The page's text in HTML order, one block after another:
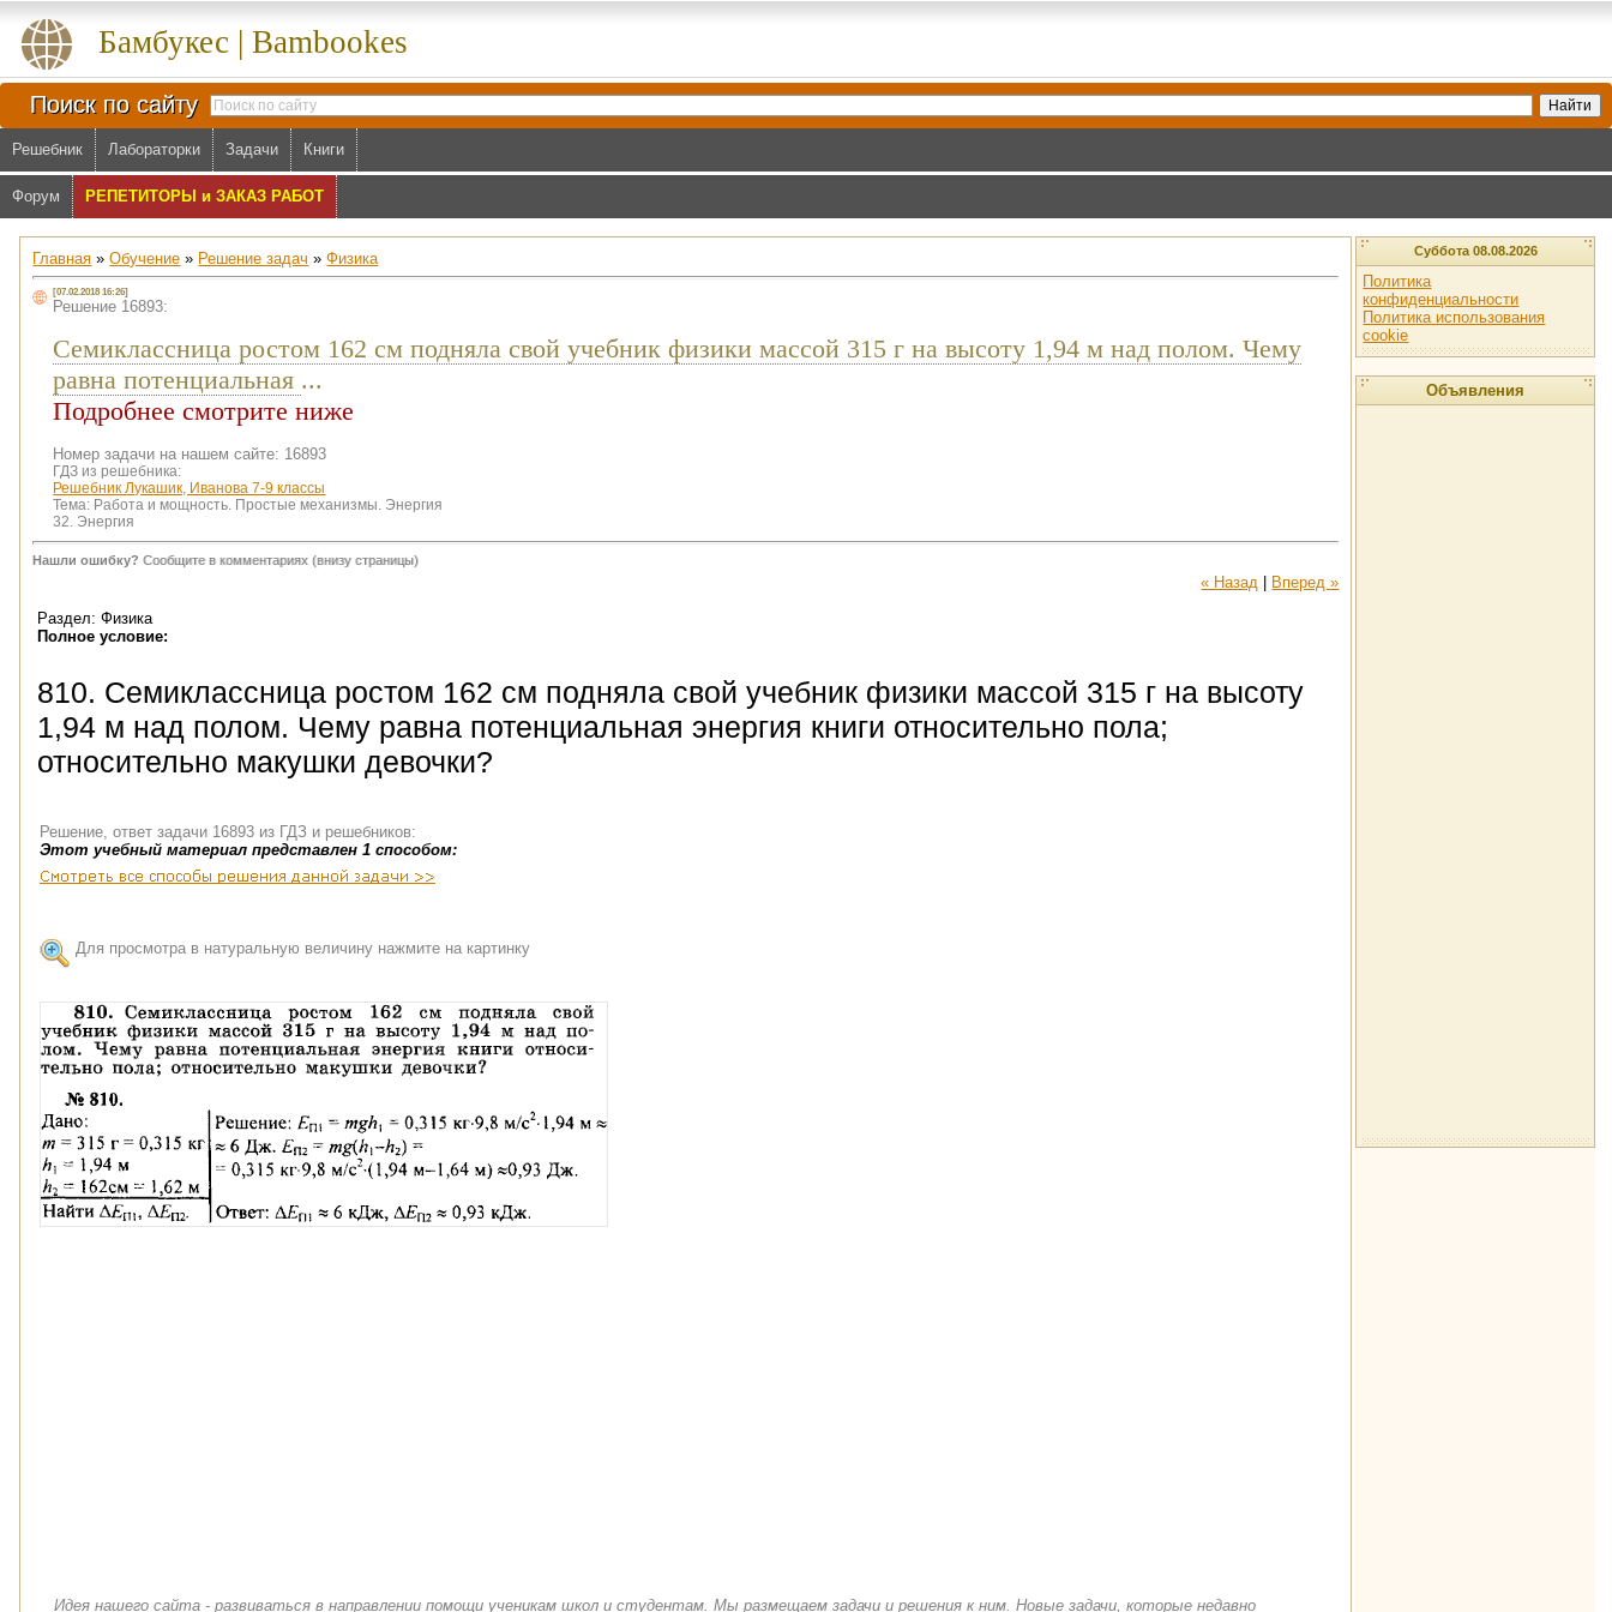
Бамбукес | Bambookes
Поиск по сайту
Решебник Лабораторки Задачи Книги
Форум РЕПЕТИТОРЫ и ЗАКАЗ РАБОТ
Главная »Обучение » Решение задач »Физика
[07.02.2018 16:26]
Решение 16893:
Семиклассница ростом 162 см подняла свой учебник физики массой 315 г на высоту 1,94 м над полом. Чему
равна потенциальная ...
Подробнее смотрите ниже
Номер задачи на нашем сайте: 16893
ГДЗ из решебника:
Решебник Лукашик, Иванова 7-9 классы
Тема: Работа и мощность. Простые механизмы. Энергия
32. Энергия
Нашли ошибку? Сообщите в комментариях (внизу страницы)
« Назад
Вперед »
Раздел: Физика
Полное условие:
810. Семиклассница ростом 162 см подняла свой учебник физики массой 315 г на высоту
1,94 м над полом. Чему равна потенциальная энергия книги относительно пола;
относительно макушки девочки?
Решение, ответ задачи 16893 из ГДЗ и решебников:
Этот учебный материал представлен 1 способом:
Для просмотра в натуральную величину нажмите на картинку
Идея нашего сайта - развиваться в направлении помощи ученикам школ и студентам. Мы размещаем задачи и решения к ним. Новые задачи, которые недавно
Суббота 08.08.2026
Политика
конфиденциальности
Политика использования
cookie
Объявления